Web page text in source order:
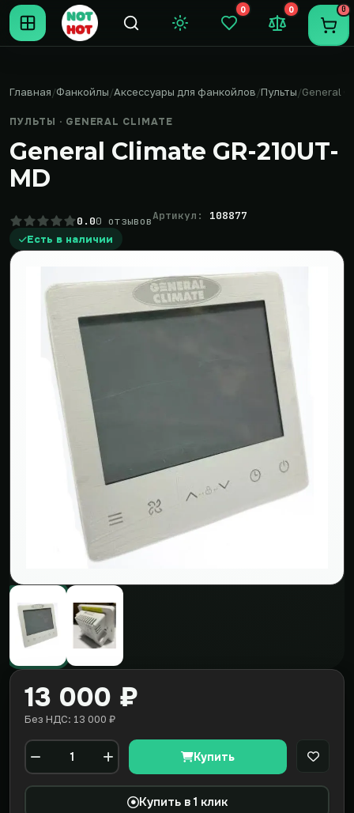
Темная тема
0
Закладки (0)
0
Сравнение
0
Главная Фанкойлы Аксессуары для фанкойлов Пульты General
ПУЛЬТЫ · GENERAL CLIMATE
General Climate GR-210UT-
MD
0.00 отзывовАртикул: 108877
Есть в наличии
13 000 ₽
Без НДС: 13 000 ₽
Количество
Купить В
Купить в 1 клик